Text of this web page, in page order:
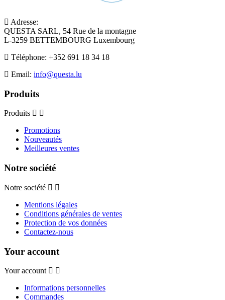
Adresse:
QUESTA SARL, 54 Rue de la montagne
L-3259 BETTEMBOURG Luxembourg
Téléphone: +352 691 18 34 18
Email: info@questa.lu
Produits
Produits
Promotions
Nouveautés
Meilleures ventes
Notre société
Notre société
Mentions légales
Conditions générales de ventes
Protection de vos données
Contactez-nous
Your account
Your account
Informations personnelles
Commandes